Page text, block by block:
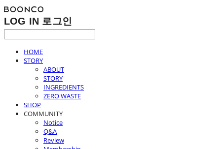
LOG IN 로그인
HOME
STORY
ABOUT
STORY
INGREDIENTS
ZERO WASTE
SHOP
COMMUNITY
Notice
Q&A
Review